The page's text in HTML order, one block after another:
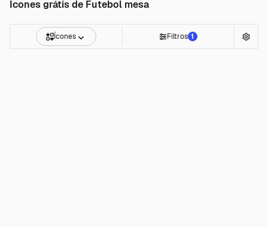
Ícones grátis de Futebol mesa
Ícones Filtros 1